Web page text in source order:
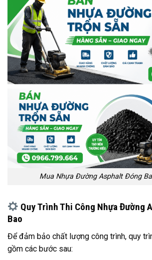
Mua Nhựa Đường Asphalt Đóng
Quy Trình Thi Công Nhựa Đường
Bao
Để đảm bảo chất lượng công trình, quy
gồm các bước sau: